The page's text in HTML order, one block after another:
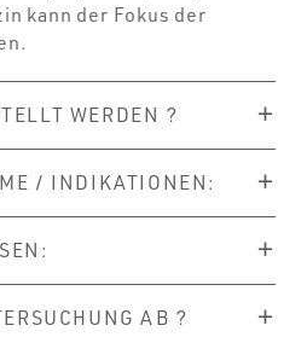
kann der Fokus der
WERDEN ?
/ INDIKATIONEN:
AB ?